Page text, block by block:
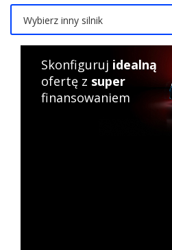
Wybierz inny silnik
Skonfiguruj idealną
ofertę z super
finansowaniem